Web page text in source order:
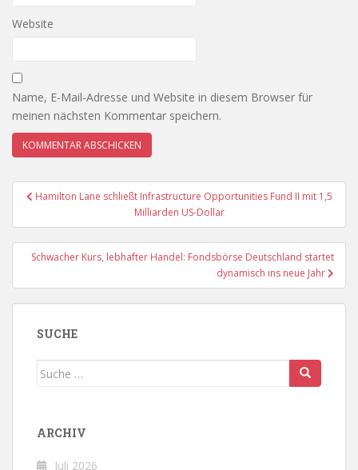
Website
Name, E-Mail-Adresse und Website in diesem Browser für
meinen nächsten Kommentar speichern.
Beitragsnavigation
Hamilton Lane schließt Infrastructure Opportunities Fund II mit 1,5
Milliarden US-Dollar
Schwacher Kurs, lebhafter Handel: Fondsbörse Deutschland startet
dynamisch ins neue Jahr
SUCHE
Suche
ARCHIV
Juli 2026